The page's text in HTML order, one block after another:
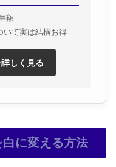
額
いて実は結構お得
しく見る
に変える方法